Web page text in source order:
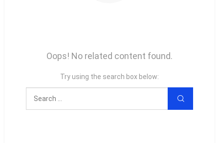
Oops! No related content found.
Try using the search box below: